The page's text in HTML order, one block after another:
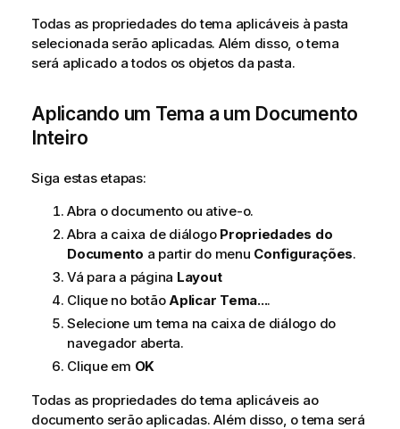
Todas as propriedades do tema aplicáveis à pasta
selecionada serão aplicadas. Além disso, o tema
será aplicado a todos os objetos da pasta.
Aplicando um Tema a um Documento
Inteiro
Siga estas etapas:
Abra o documento ou ative-o.
Abra a caixa de diálogo Propriedades do
Documento a partir do menu Configurações.
Vá para a página Layout
Clique no botão Aplicar Tema....
Selecione um tema na caixa de diálogo do
navegador aberta.
Clique em OK
Todas as propriedades do tema aplicáveis ao
documento serão aplicadas. Além disso, o tema será